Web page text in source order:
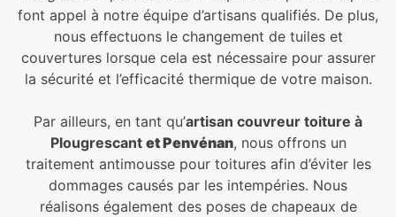
font appel à notre équipe d’artisans qualifiés. De plus,
nous effectuons le changement de tuiles et
couvertures lorsque cela est nécessaire pour assurer
la sécurité et l’efficacité thermique de votre maison.
Par ailleurs, en tant qu’artisan couvreur toiture à
Plougrescant et Penvénan, nous offrons un
traitement antimousse pour toitures afin d’éviter les
dommages causés par les intempéries. Nous
réalisons également des poses de chapeaux de